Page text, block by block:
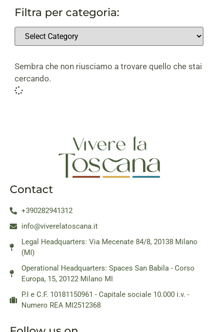
Filtra per categoria:
Sembra che non riusciamo a trovare quello che stai
cercando.
Contact
+390282941312
info@viverelatoscana.it
Legal Headquarters: Via Mecenate 84/8, 20138 Milano
(MI)
Operational Headquarters: Spaces San Babila - Corso
Europa, 15, 20122 Milano MI
P.I e C.F. 10181150961 - Capitale sociale 10.000 i.v. -
Numero REA MI2512368